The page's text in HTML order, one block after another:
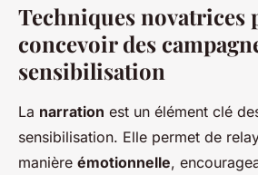
Techniques novatrices
concevoir des
sensibilisation
La narration est un élément clé
sensibilisation. Elle permet de
manière émotionnelle,